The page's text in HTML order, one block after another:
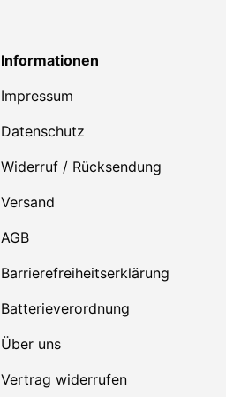
Informationen
Impressum
Datenschutz
Widerruf / Rücksendung
Versand
AGB
Barrierefreiheitserklärung
Batterieverordnung
Über uns
Vertrag widerrufen